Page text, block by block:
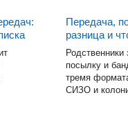
Передача,
разница и
посылку и
тремя
СИЗО и